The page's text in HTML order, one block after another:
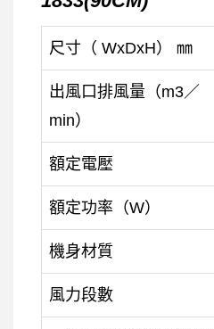
尺寸（ WxDxH） ㎜
出風口排風量（m3／
min）
額定電壓
額定功率（W）
機身材質
風力段數